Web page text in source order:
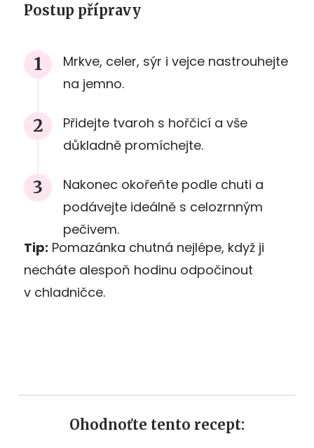
Postup přípravy
Mrkve, celer, sýr i vejce nastrouhejte
na jemno.
Přidejte tvaroh s hořčicí a vše
důkladně promíchejte.
Nakonec okořeňte podle chuti a
podávejte ideálně s celozrnným
pečivem.
Tip: Pomazánka chutná nejlépe, když ji
necháte alespoň hodinu odpočinout
v chladničce.
Ohodnoťte tento recept: